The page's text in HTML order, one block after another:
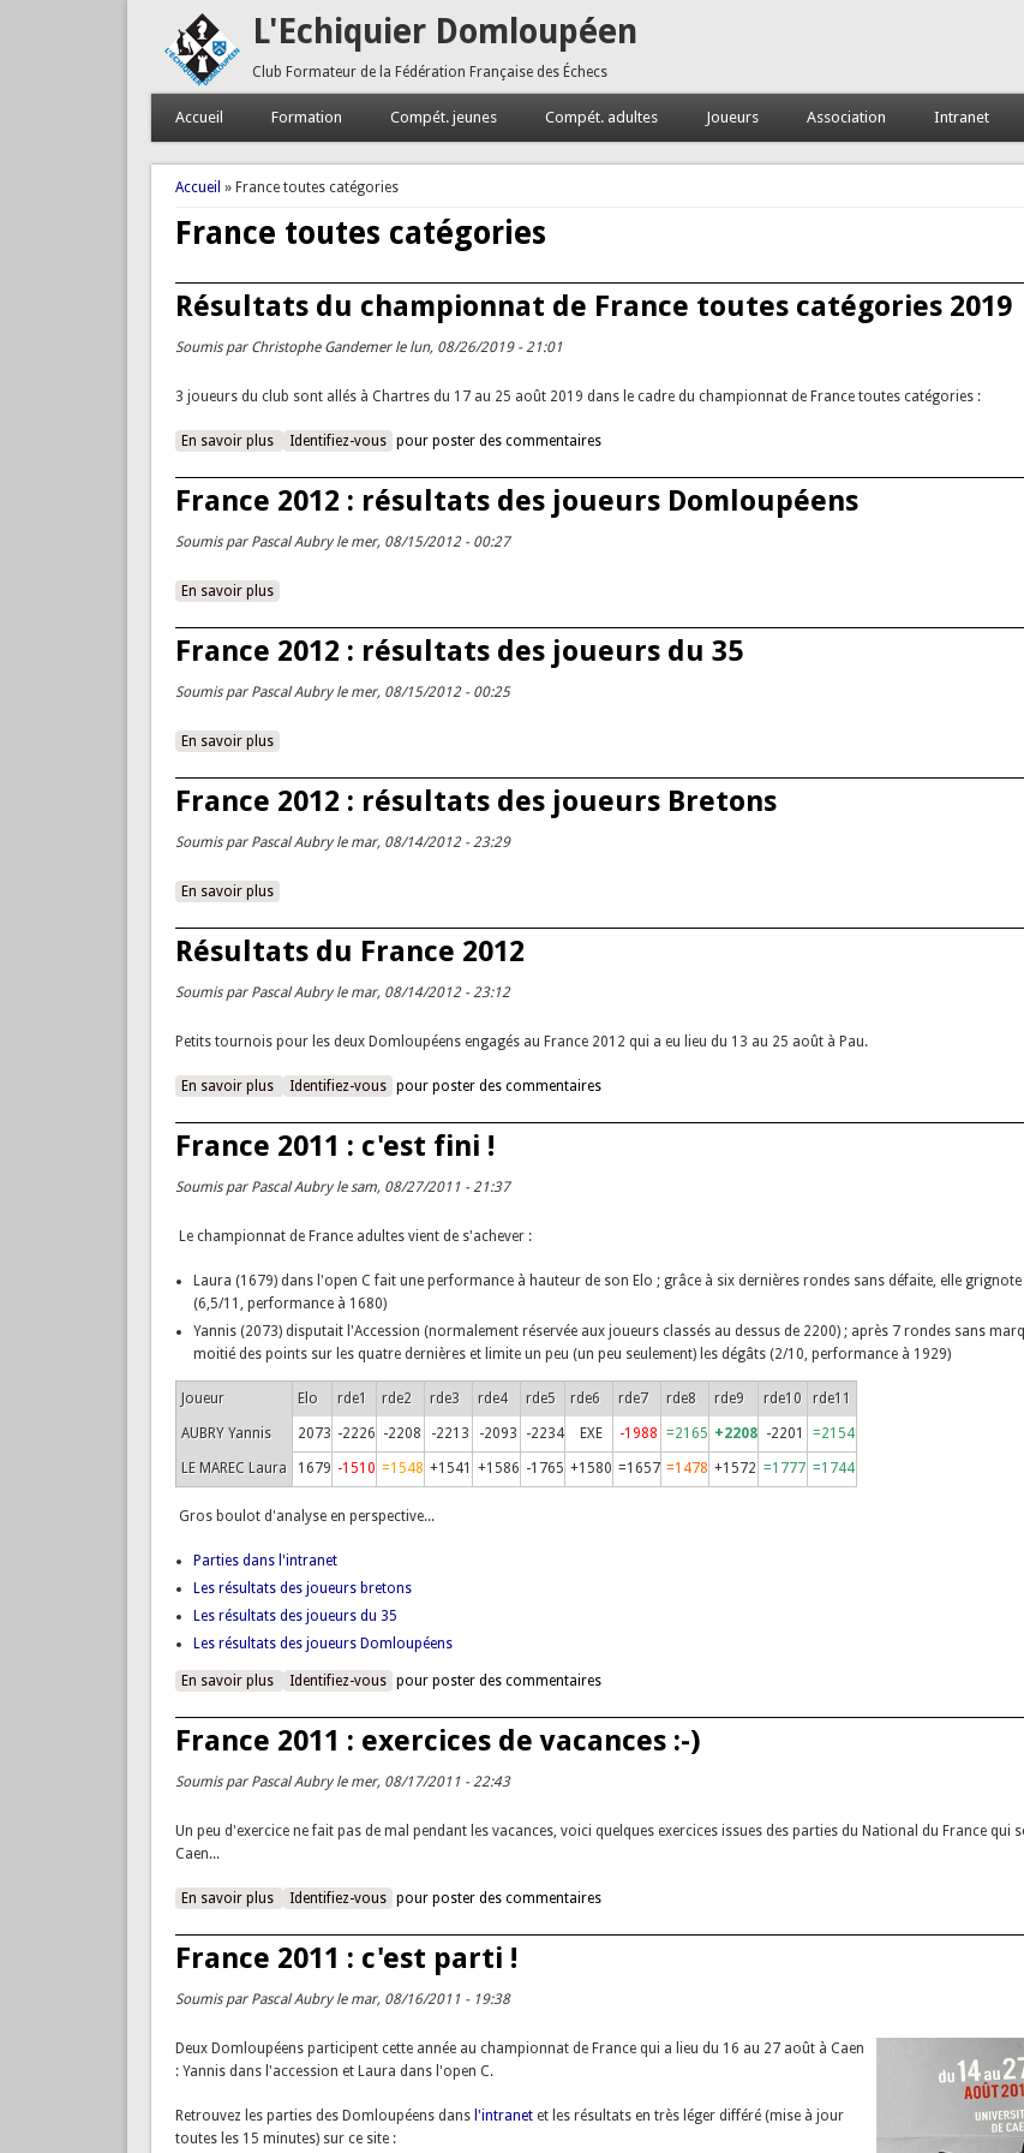
L'Echiquier Domloupéen
Club Formateur de la Fédération Française des Échecs
Accueil Formation Compét. jeunes Compét. adultes Joueurs Association Intranet
Vous êtes ici
Accueil » France toutes catégories
France toutes catégories
Résultats du championnat de France toutes catégories 2019
Soumis par Christophe Gandemerle lun, 08/26/2019 - 21:01
3 joueurs du club sont allés à Chartres du 17 au 25 août 2019 dans le cadre du championnat de France toutes catégories :
En savoir plus à propos de Résultats du championnat de France toutes catégories 2019
Identifiez-vous pour poster des commentaires
France 2012 : résultats des joueurs Domloupéens
Soumis par Pascal Aubryle mer, 08/15/2012 - 00:27
En savoir plusà propos de France 2012 : résultats des joueurs Domloupéens
France 2012 : résultats des joueurs du 35
Soumis par Pascal Aubryle mer, 08/15/2012 - 00:25
En savoir plusà propos de France 2012 : résultats des joueurs du 35
France 2012 : résultats des joueurs Bretons
Soumis par Pascal Aubryle mar, 08/14/2012 - 23:29
En savoir plusà propos de France 2012 : résultats des joueurs Bretons
Résultats du France 2012
Soumis par Pascal Aubryle mar, 08/14/2012 - 23:12
Petits tournois pour les deux Domloupéens engagés au France 2012 qui a eu lieu du 13 au 25 août à Pau.
En savoir plus à propos de Résultats du France 2012
Identifiez-vous pour poster des commentaires
France 2011 : c'est fini !
Soumis par Pascal Aubryle sam, 08/27/2011 - 21:37
Le championnat de France adultes vient de s'achever :
Laura (1679) dans l'open C fait une performance à hauteur de son Elo ; grâce à six dernières rondes sans défaite, elle
(6,5/11, performance à 1680)
Yannis (2073) disputait l'Accession (normalement réservée aux joueurs classés au dessus de 2200) ; après 7 rondes sans
moitié des points sur les quatre dernières et limite un peu (un peu seulement) les dégâts (2/10, performance à 1929)
Joueur Elo rde1 rde2 rde3 rde4 rde5 rde6 rde7 rde8 rde9 rde10 rde11
AUBRY Yannis 2073 -2226 -2208 -2213 -2093 -2234 EXE -1988 =2165 +2208 -2201 =2154
LE MAREC Laura 1679 -1510 =1548 +1541 +1586 -1765 +1580 =1657 =1478 +1572 =1777 =1744
Gros boulot d'analyse en perspective...
Parties dans l'intranet
Les résultats des joueurs bretons
Les résultats des joueurs du 35
Les résultats des joueurs Domloupéens
En savoir plus à propos de France 2011 : c'est fini !
Identifiez-vous pour poster des commentaires
France 2011 : exercices de vacances :-)
Soumis par Pascal Aubryle mer, 08/17/2011 - 22:43
Un peu d'exercice ne fait pas de mal pendant les vacances, voici quelques exercices issues des parties du National du France qui
Caen...
En savoir plus à propos de France 2011 : exercices de vacances :-)
Identifiez-vous pour poster des commentaires
France 2011 : c'est parti !
Soumis par Pascal Aubryle mar, 08/16/2011 - 19:38
Deux Domloupéens participent cette année au championnat de France qui a lieu du 16 au 27 août à Caen
: Yannis dans l'accession et Laura dans l'open C.
Retrouvez les parties des Domloupéens dans l'intranetet les résultats en très léger différé (mise à jour
toutes les 15 minutes) sur ce site :